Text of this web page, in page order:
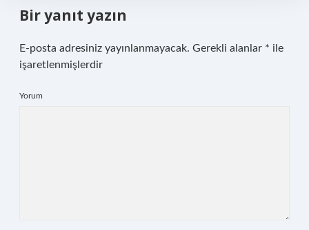
Bir yanıt yazın
E-posta adresiniz yayınlanmayacak. Gerekli alanlar * ile
işaretlenmişlerdir
Yorum